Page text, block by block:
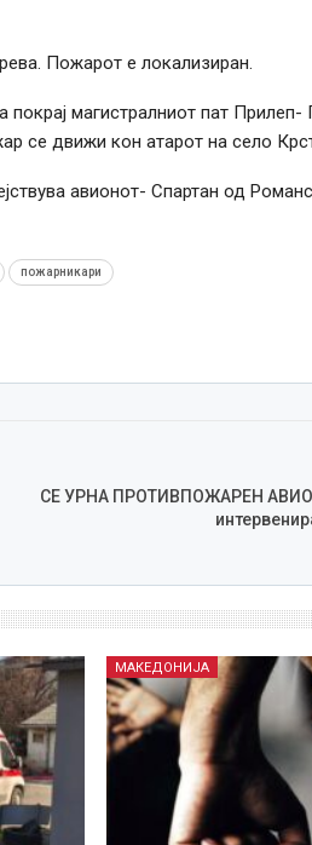
Пожарот е локализиран.
магистралниот пат Прилеп-
се движи кон атарот на село
авионот- Спартан од
пожарникари
СЕ УРНА ПРОТИВПОЖАРЕН
МАКЕДОНИЈА